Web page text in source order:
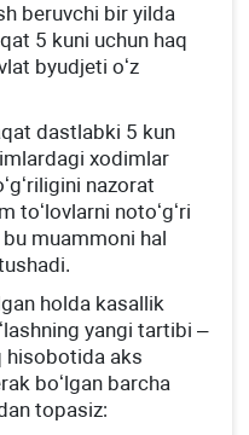
beruvchi bir yilda
5 kuni uchun haq
byudjeti oʻz
dastlabki 5 kun
хodimlar
nazorat
toʻlovlarni notoʻgʻri
muammoni hal
holda kasallik
yangi tartibi –
hisobotida aks
boʻlgan barcha
topasiz: